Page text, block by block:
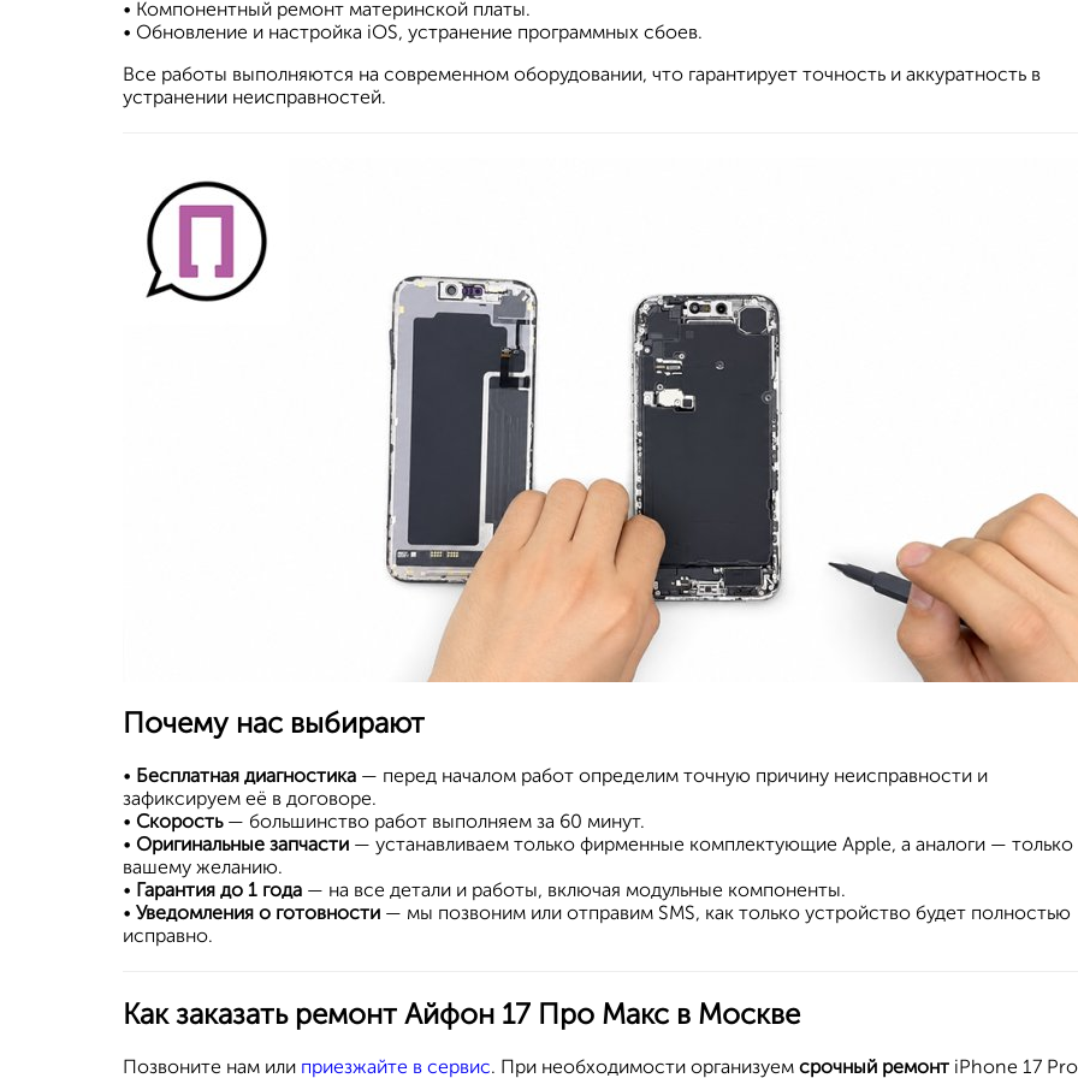
• Компонентный ремонт материнской платы.
• Обновление и настройка iOS, устранение программных сбоев.
Все работы выполняются на современном оборудовании, что гарантирует точность и аккуратность в
устранении неисправностей.
Почему нас выбирают
• Бесплатная диагностика — перед началом работ определим точную причину неисправности и
зафиксируем её в договоре.
• Скорость— большинство работ выполняем за 60 минут.
• Оригинальные запчасти — устанавливаем только фирменные комплектующие Apple, а аналоги — только
вашему желанию.
• Гарантия до 1 года — на все детали и работы, включая модульные компоненты.
• Уведомления о готовности — мы позвоним или отправим SMS, как только устройство будет полностью
исправно.
Как заказать ремонт Айфон 17 Про Макс в Москве
Позвоните нам или приезжайте в сервис. При необходимости организуем срочный ремонт iPhone 17 Pro